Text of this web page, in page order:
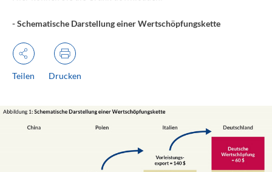
- Schematische Darstellung einer Wertschöpfungskette
Teilen Drucken